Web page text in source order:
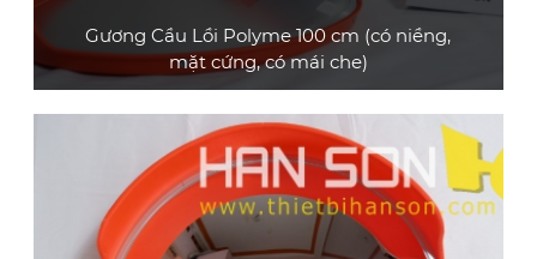
Gương Cầu Lồi Polyme 100 cm (có niềng,
mặt cứng, có mái che)
kính 100 cm, có mái che
XEM CHI TIẾT